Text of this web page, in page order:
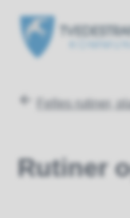
Tvedestrand
Du er her:
Felles rutiner,
Rutiner